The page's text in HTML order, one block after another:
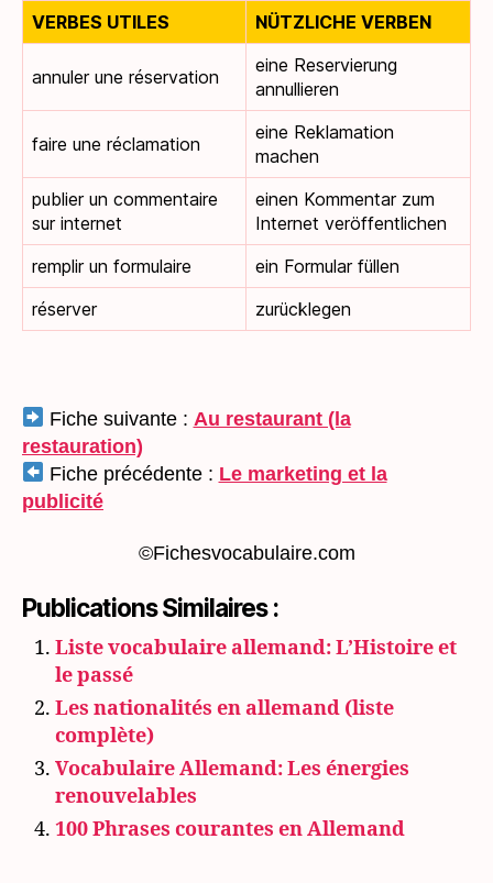
VERBES UTILES
NÜTZLICHE VERBEN
annuler une réservation
eine Reservierung
annullieren
faire une réclamation
eine Reklamation
machen
publier un commentaire
sur internet
einen Kommentar zum
Internet veröffentlichen
remplir un formulaire
ein Formular füllen
réserver
zurücklegen
Fiche suivante : Au restaurant (la
restauration)
Fiche précédente : Le marketing et la
publicité
©Fichesvocabulaire.com
Publications Similaires :
Liste vocabulaire allemand: L’Histoire et
le passé
Les nationalités en allemand (liste
complète)
Vocabulaire Allemand: Les énergies
renouvelables
100 Phrases courantes en Allemand